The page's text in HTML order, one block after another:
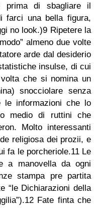
prima di sbagliare il
farci una bella figura,
no look.)9 Ripetere la
almeno due volte
arde dal desiderio
insulse, di cui
che si nomina un
snocciolare senza
informazioni che lo
medio di ruttini che
Molto interessanti
religiosa dei prozii, e
fa le porcheriole.11 Le
a manovella da ogni
stampa pre partita
“le Dichiarazioni della
12 Fate finta che